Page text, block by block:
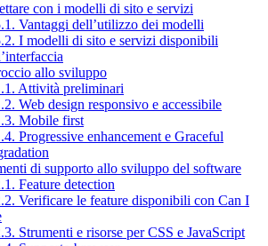
con i modelli di sito e servizi
Vantaggi dell’utilizzo dei modelli
I modelli di sito e servizi disponibili
allo sviluppo
Attività preliminari
Web design responsivo e accessibile
Mobile first
Progressive enhancement e Graceful
di supporto allo sviluppo del software
Feature detection
Verificare le feature disponibili con Can I
Strumenti e risorse per CSS e JavaScript